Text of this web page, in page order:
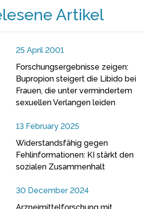
Artikel
25 April 2001
Forschungsergebnisse zeigen:
Bupropion steigert die Libido bei
Frauen, die unter vermindertem
sexuellen Verlangen leiden
13 February 2025
Widerstandsfähig gegen
Fehlinformationen: KI stärkt den
sozialen Zusammenhalt
30 December 2024
Arzneimittelforschung mit